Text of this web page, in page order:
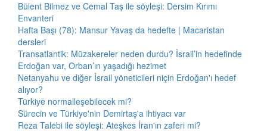
Bülent Bilmez ve Cemal Taş ile söyleşi: Dersim Kırımı
Envanteri
Hafta Başı (78): Mansur Yavaş da hedefte | Macaristan
dersleri
Transatlantik: Müzakereler neden durdu? İsrail’in hedefinde
Erdoğan var, Orban’ın yaşadığı hezimet
Netanyahu ve diğer İsrail yöneticileri niçin Erdoğan'ı hedef
alıyor?
Türkiye normalleşebilecek mi?
Sürecin ve Türkiye'nin Demirtaş'a ihtiyacı var
Reza Talebi ile söyleşi: Ateşkes İran'ın zaferi mi?